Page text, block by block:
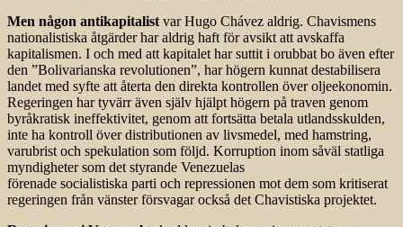
Men någon antikapitalist var Hugo Chávez aldrig. Chavismens
nationalistiska åtgärder har aldrig haft för avsikt att avskaffa
kapitalismen. I och med att kapitalet har suttit i orubbat bo även efter
den ”Bolivarianska revolutionen”, har högern kunnat destabilisera
landet med syfte att återta den direkta kontrollen över olje­ekonomin.
Regeringen har tyvärr även själv hjälpt högern på traven genom
byråkratisk ineffektivitet, genom att fortsätta betala utlandsskulden,
inte ha kontroll över distributionen av livsmedel, med hamstring,
varubrist och spekulation som följd. Korruption inom såväl statliga
myndigheter som det styrande Venezuelas
förenade socialistiska parti och repressionen mot dem som kritiserat
regeringen från vänster försvagar också det Chavistiska projektet.